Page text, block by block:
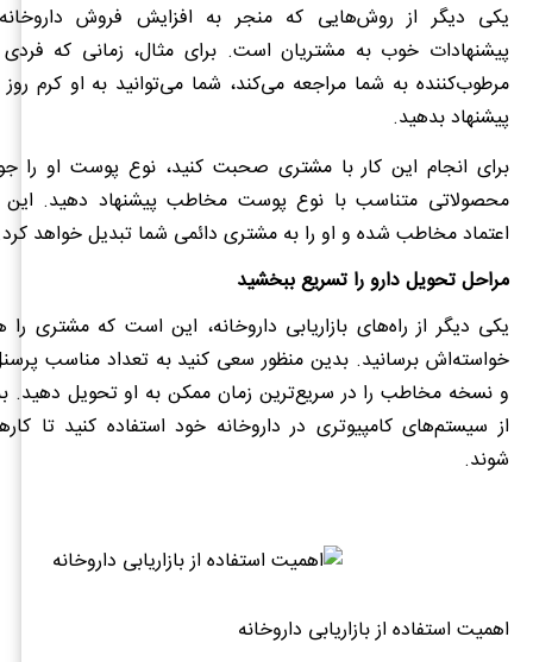
یکی دیگر از روش‌هایی که منجر به افزایش فروش
پیشنهادات خوب به مشتریان است. برای مثال، زمانی که
مرطوب‌کننده به شما مراجعه می‌کند، شما می‌توانید به او کرم
پیشنهاد بدهید.
برای انجام این کار با مشتری صحبت کنید، نوع پوست او را
محصولاتی متناسب با نوع پوست مخاطب پیشنهاد دهید.
اعتماد مخاطب شده و او را به مشتری دائمی شما تبدیل خواهد
مراحل تحویل دارو را تسریع ببخشید
یکی دیگر از راه‌های بازاریابی داروخانه، این است که مشتری
خواسته‌اش برسانید. بدین منظور سعی کنید به تعداد مناسب
و نسخه مخاطب را در سریع‌ترین زمان ممکن به او تحویل دهید.
از سیستم‌های کامپیوتری در داروخانه خود استفاده کنید تا
شوند.
اهمیت استفاده از بازاریابی داروخانه